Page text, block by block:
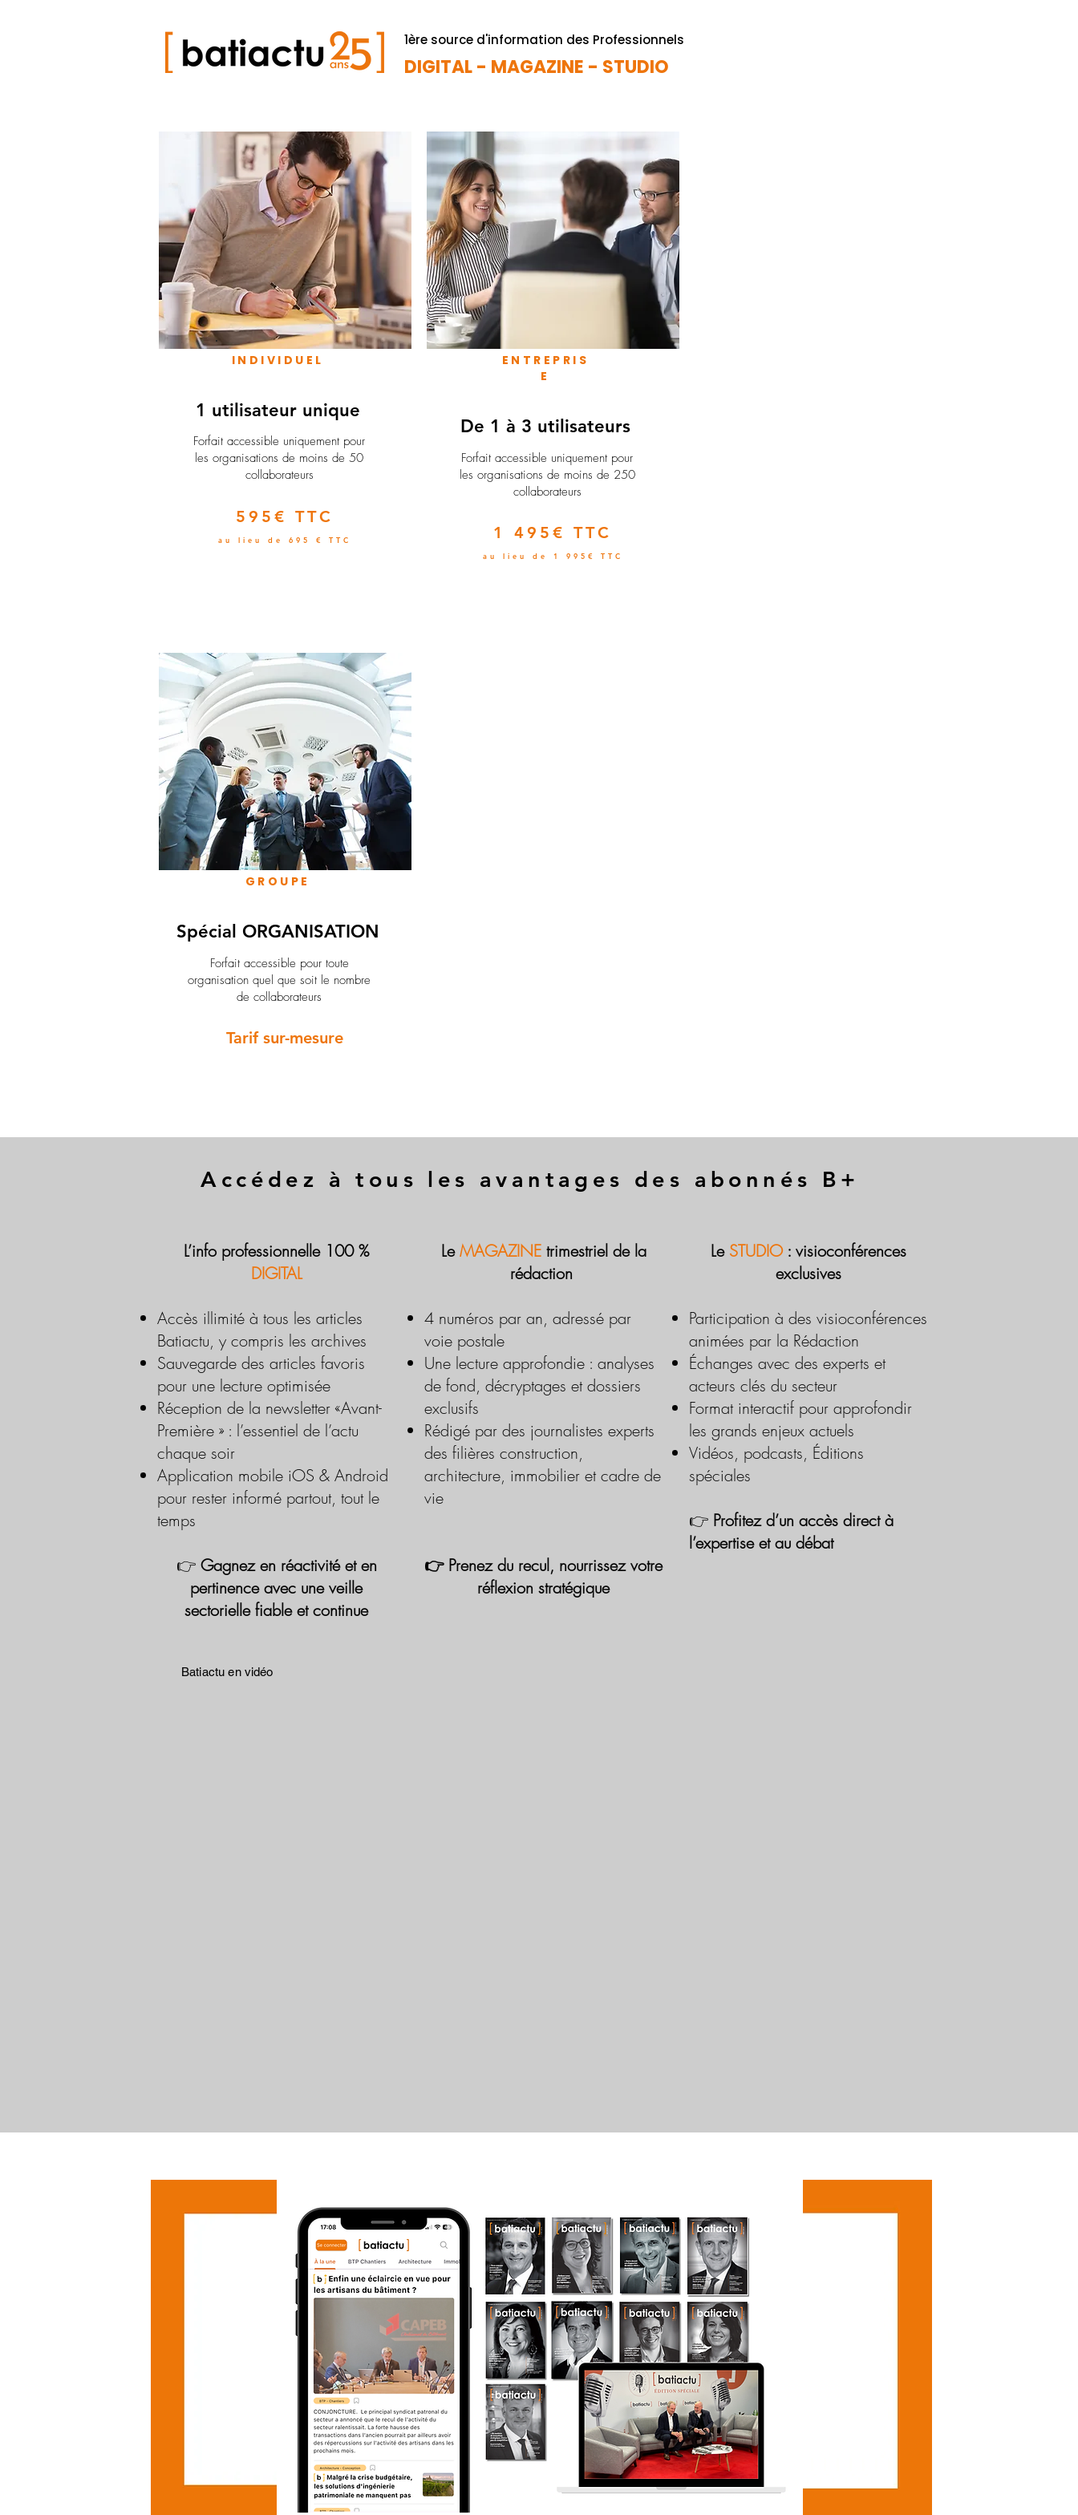
1ère source d'information des Professionnels
DIGITAL - MAGAZINE - STUDIO
INDIVIDUEL
1 utilisateur unique
​Forfait accessible uniquement pour
les organisations de moins de 50
collaborateurs
595€ TTC
au lieu de 695 € TTC
ENTREPRIS
E
De 1 à 3 utilisateurs
Forfait accessible uniquement pour
les organisations de moins de 250
collaborateurs
1 495€ TTC
au lieu de 1 995€ TTC
GROUPE
Spécial ORGANISATION
Forfait accessible pour toute
organisation quel que soit le nombre
de collaborateurs
Tarif sur-mesure
Accédez à tous les avantages des abonnés B+
L’info professionnelle 100 %
DIGITAL
Accès illimité à tous les articles
Batiactu, y compris les archives
Sauvegarde des articles favoris
pour une lecture optimisée
Réception de la newsletter «Avant-
Première » : l’essentiel de l’actu
chaque soir
Application mobile iOS & Android
pour rester informé partout, tout le
temps
👉 Gagnez en réactivité et en
pertinence avec une veille
sectorielle fiable et continue
LeMAGAZINE trimestriel de la
rédaction
4 numéros par an, adressé par
voie postale
Une lecture approfondie : analyses
de fond, décryptages et dossiers
exclusifs
Rédigé par des journalistes experts
des filières construction,
architecture, immobilier et cadre de
vie
👉 Prenez du recul, nourrissez votre
réflexion stratégique
Le STUDIO : visioconférences
exclusives
Participation à des visioconférences
animées par la Rédaction
Échanges avec des experts et
acteurs clés du secteur
Format interactif pour approfondir
les grands enjeux actuels
Vidéos, podcasts, Éditions
spéciales
👉 Profitez d’un accès direct à
l’expertise et au débat
Batiactu en vidéo